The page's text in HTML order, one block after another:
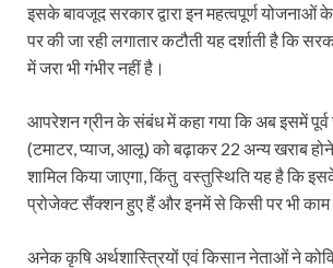
इसके बावजूद सरकार द्वारा इन महत्वपूर्ण योजनाओं
पर की जा रही लगातार कटौती यह दर्शाती है कि
में जरा भी गंभीर नहीं है।
आपरेशन ग्रीन के संबंध में कहा गया कि अब इसमें
(टमाटर, प्याज, आलू) को बढ़ाकर 22 अन्य खराब
शामिल किया जाएगा, किंतु वस्तुस्थिति यह है कि
प्रोजेक्ट सैंक्शन हुए हैं और इनमें से किसी पर भी
अनेक कृषि अर्थशास्त्रियों एवं किसान नेताओं ने